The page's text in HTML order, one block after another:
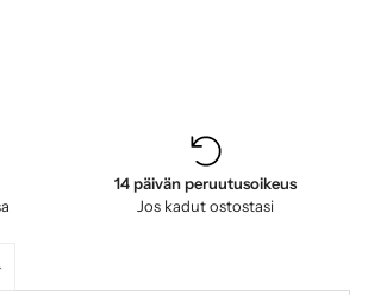
14 päivän peruutusoikeus
Jos kadut ostostasi